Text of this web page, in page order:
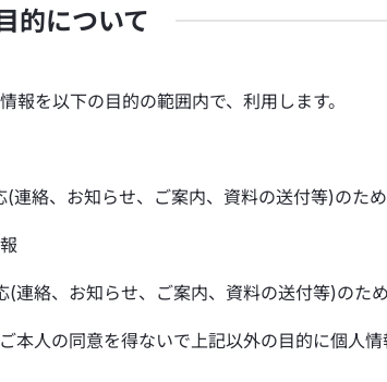
的について
報を以下の目的の範囲内で、利用します。
(連絡、お知らせ、ご案内、資料の送付等)のため
(連絡、お知らせ、ご案内、資料の送付等)のため
本人の同意を得ないで上記以外の目的に個人情